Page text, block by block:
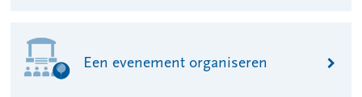
Een evenement organiseren